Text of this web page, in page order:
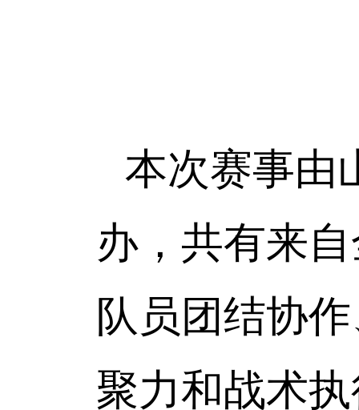
本次赛事由
办，共有来
队员团结协
聚力和战术